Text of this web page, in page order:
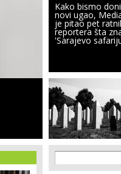
Kako bismo
novi ugao,
je pitao pet
reportera šta
'Sarajevo
Search
Search